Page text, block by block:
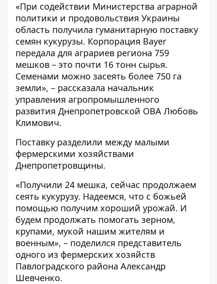
«При содействии Министерства аграрной
политики и продовольствия Украины
область получила гуманитарную поставку
семян кукурузы. Корпорация Bayer
передала для аграриев региона 759
мешков – это почти 16 тонн сырья.
Семенами можно засеять более 750 га
земли», – рассказала начальник
управления агропромышленного
развития Днепропетровской ОВА Любовь
Климович.
Поставку разделили между малыми
фермерскими хозяйствами
Днепропетровщины.
«Получили 24 мешка, сейчас продолжаем
сеять кукурузу. Надеемся, что с божьей
помощью получим хороший урожай. И
будем продолжать помогать зерном,
крупами, мукой нашим жителям и
военным», – поделился представитель
одного из фермерских хозяйств
Павлоградского района Александр
Шевченко.